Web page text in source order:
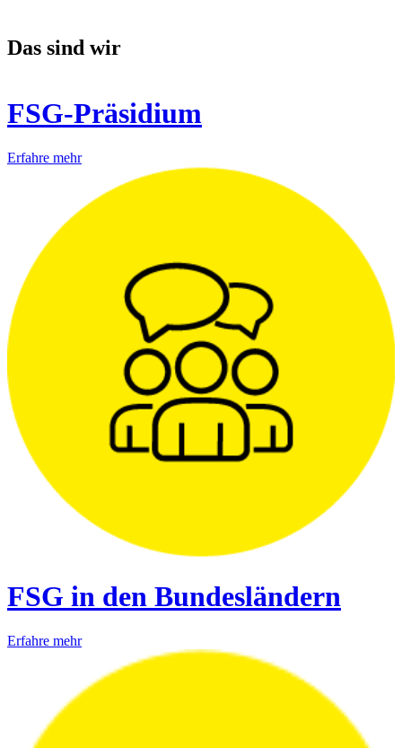
Das sind wir
FSG-Präsidium
Erfahre mehr
FSG in den Bundesländern
Erfahre mehr